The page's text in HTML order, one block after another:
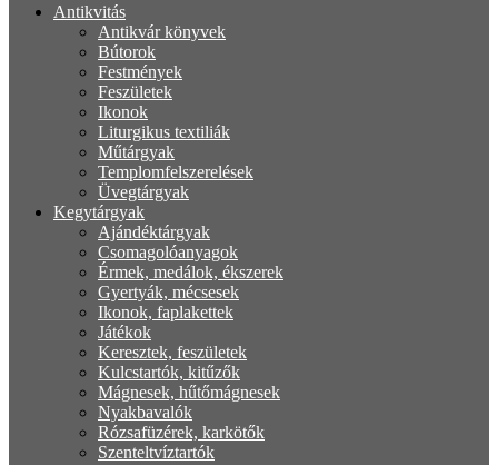
Antikvitás
Antikvár könyvek
Bútorok
Festmények
Feszületek
Ikonok
Liturgikus textiliák
Műtárgyak
Templomfelszerelések
Üvegtárgyak
Kegytárgyak
Ajándéktárgyak
Csomagolóanyagok
Érmek, medálok, ékszerek
Gyertyák, mécsesek
Ikonok, faplakettek
Játékok
Keresztek, feszületek
Kulcstartók, kitűzők
Mágnesek, hűtőmágnesek
Nyakbavalók
Rózsafüzérek, karkötők
Szenteltvíztartók